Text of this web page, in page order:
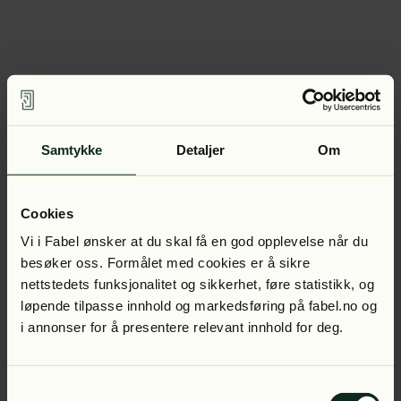
Samtykke Detaljer Om
Cookies
Vi i Fabel ønsker at du skal få en god opplevelse når du
besøker oss. Formålet med cookies er å sikre
nettstedets funksjonalitet og sikkerhet, føre statistikk, og
løpende tilpasse innhold og markedsføring på fabel.no og
i annonser for å presentere relevant innhold for deg.